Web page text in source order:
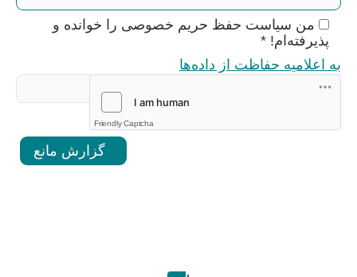
من سیاست حفظ حریم خصوصی را خوانده و
پذیرفته‌ام! *
به اعلامیه حفاظت از داده‌ها
Friendly Captcha
گزارش مانع